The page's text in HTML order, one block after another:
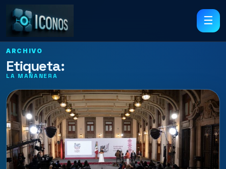
☰
ARCHIVO
Etiqueta:
LA MAÑANERA